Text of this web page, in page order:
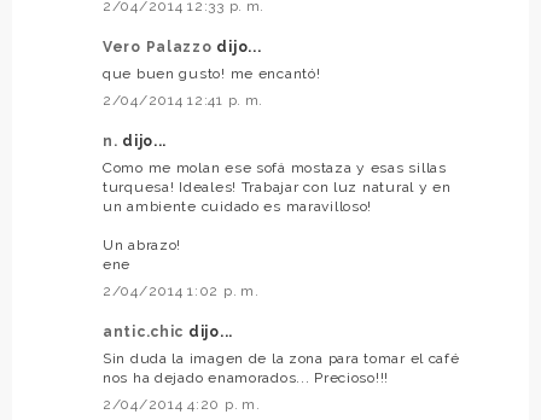
2/04/2014 12:33 p. m.
Vero Palazzo dijo...
que buen gusto! me encantó!
2/04/2014 12:41 p. m.
n. dijo...
Como me molan ese sofá mostaza y esas sillas
turquesa! Ideales! Trabajar con luz natural y en
un ambiente cuidado es maravilloso!
Un abrazo!
ene
2/04/2014 1:02 p. m.
antic.chic dijo...
Sin duda la imagen de la zona para tomar el café
nos ha dejado enamorados... Precioso!!!
2/04/2014 4:20 p. m.